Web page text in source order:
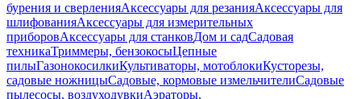
бурения и сверленияАксессуары для резанияАксессуары для
шлифованияАксессуары для измерительных
приборовАксессуары для станковДом и садСадовая
техникаТриммеры, бензокосыЦепные
пилыГазонокосилкиКультиваторы, мотоблокиКусторезы,
садовые ножницыСадовые, кормовые измельчителиСадовые
пылесосы, воздуходувкиАэраторы,